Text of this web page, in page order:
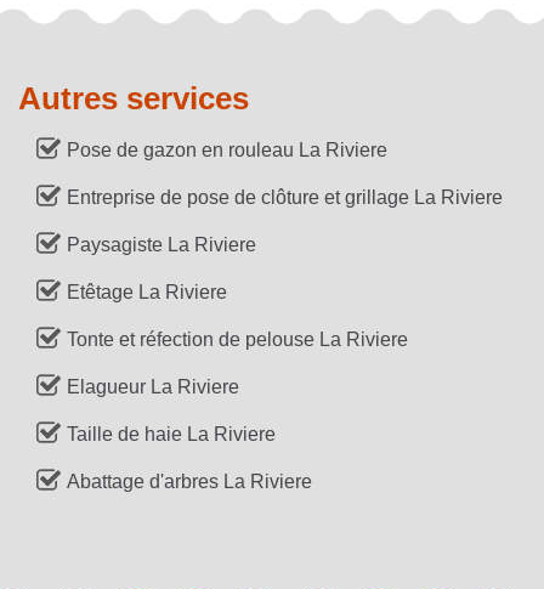
Autres services
Pose de gazon en rouleau La Riviere
Entreprise de pose de clôture et grillage La Riviere
Paysagiste La Riviere
Etêtage La Riviere
Tonte et réfection de pelouse La Riviere
Elagueur La Riviere
Taille de haie La Riviere
Abattage d'arbres La Riviere